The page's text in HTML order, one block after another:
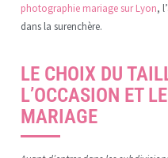
photographie mariage sur Lyon,
dans la surenchère.
LE CHOIX DU
L’OCCASION ET
MARIAGE